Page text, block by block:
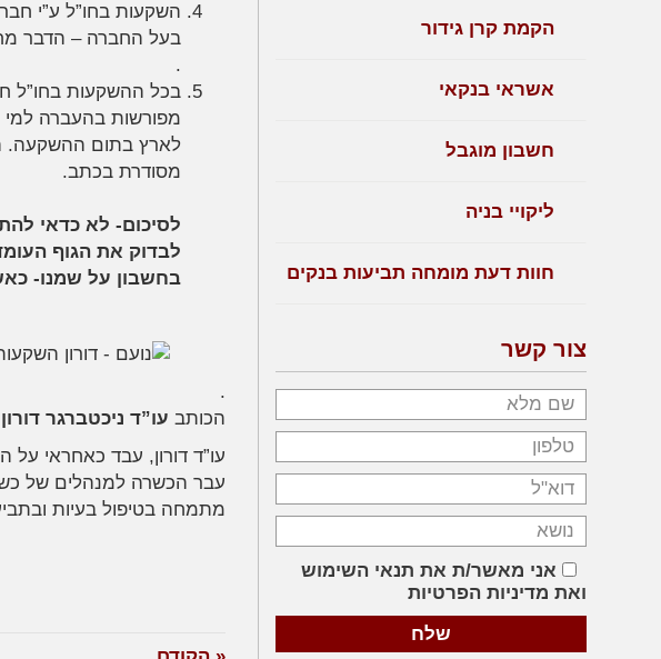
השקעות בחו”ל ע”י
בעל החברה – הדבר
.
בכל ההשקעות בחו”ל
מפורשות בהעברה למי
לארץ בתום ההשקעה.
מסודרת בכתב.
לסיכום- לא כדאי
לבדוק את הגוף
בחשבון על שמנו-
.
הכותב עו”ד ניכטברגר דורון
עו”ד דורון, עבד כאחראי על
עבר הכשרה למנהלים של
מתמחה בטיפול בעיות
הקמת קרן גידור
אשראי בנקאי
חשבון מוגבל
ליקויי בניה
חוות דעת מומחה תביעות בנקים
צור קשר
אני מאשר/ת את תנאי השימוש
ואת מדיניות הפרטיות